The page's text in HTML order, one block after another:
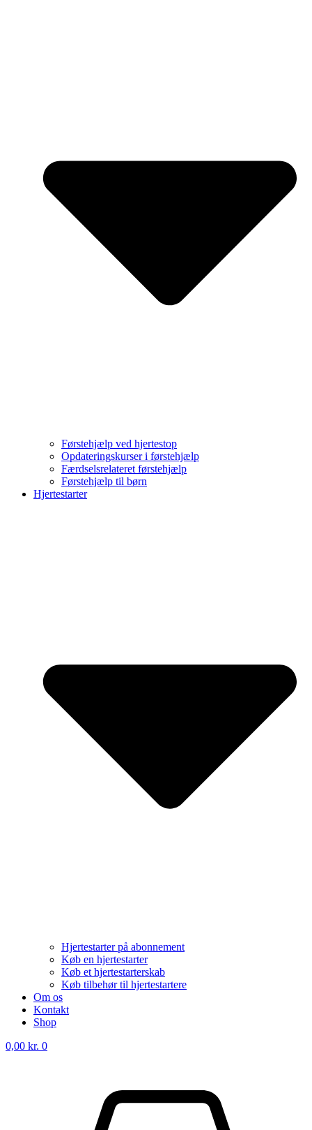
Førstehjælp ved hjertestop
Opdateringskurser i førstehjælp
Færdselsrelateret førstehjælp
Førstehjælp til børn
Hjertestarter
Hjertestarter på abonnement
Køb en hjertestarter
Køb et hjertestarterskab
Køb tilbehør til hjertestartere
Om os
Kontakt
Shop
0,00 kr. 0